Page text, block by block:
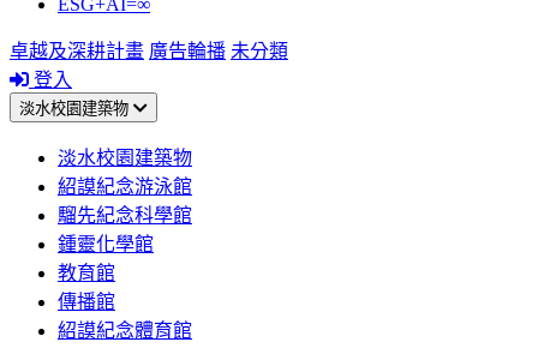
ESG+AI=∞
卓越及深耕計畫 廣告輪播 未分類
登入
淡水校園建築物
淡水校園建築物
紹謨紀念游泳館
騮先紀念科學館
鍾靈化學館
教育館
傳播館
紹謨紀念體育館